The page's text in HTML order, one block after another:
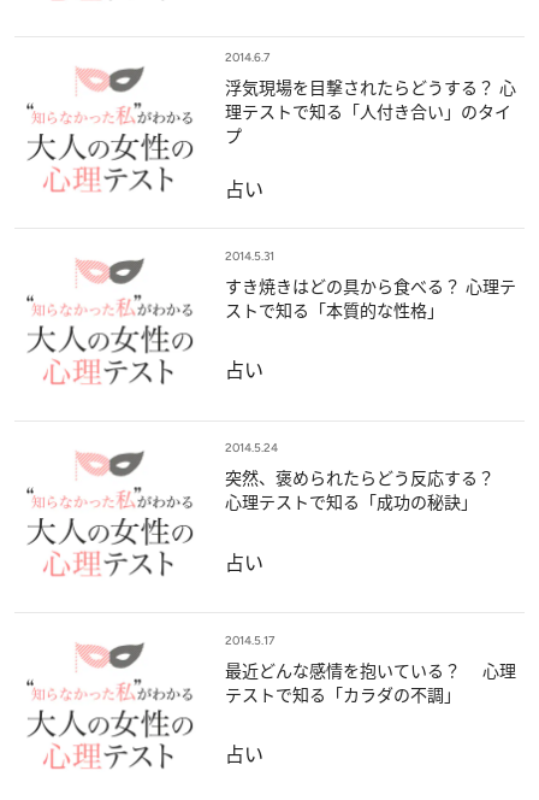
2014.6.7
浮気現場を目撃されたらどうする？ 心
理テストで知る「人付き合い」のタイ
プ
占い
2014.5.31
すき焼きはどの具から食べる？ 心理テ
ストで知る「本質的な性格」
占い
2014.5.24
突然、褒められたらどう反応する？
心理テストで知る「成功の秘訣」
占い
2014.5.17
最近どんな感情を抱いている？ 心理
テストで知る「カラダの不調」
占い